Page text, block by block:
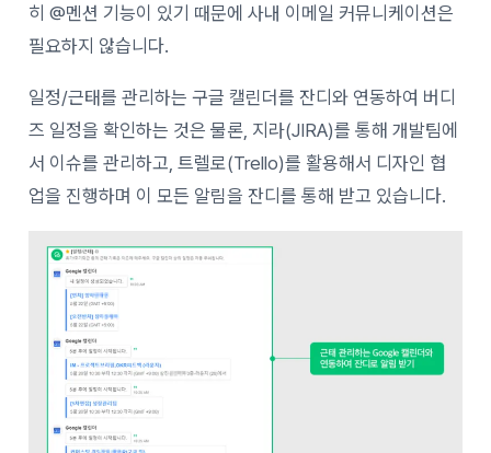
히 @멘션 기능이 있기 때문에 사내 이메일 커뮤니케이션은
필요하지 않습니다.
일정/근태를 관리하는 구글 캘린더를 잔디와 연동하여 버디
즈 일정을 확인하는 것은 물론, 지라(JIRA)를 통해 개발팀에
서 이슈를 관리하고, 트렐로(Trello)를 활용해서 디자인 협
업을 진행하며 이 모든 알림을 잔디를 통해 받고 있습니다.